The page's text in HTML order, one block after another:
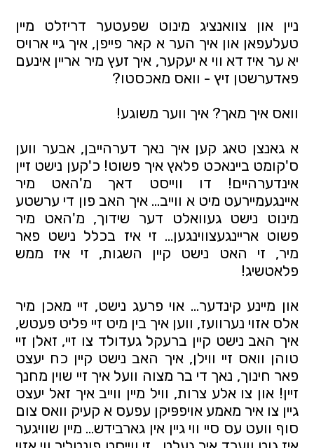
ניין און צוואנציג מינוט שפעטער דריזלט מיין
טעלעפאן און איך הער א קאר פייפן, איך גיי ארויס
יא ער איז דא ווי א יעקער, איך זעץ מיר אריין אינעם
פאדערשטן זיץ - וואס מאכסטו?
וואס איך מאך? איך ווער משוגע!
א גאנצן טאג קען איך נאך דערהייבן, אבער ווען
ס'קומט ביינאכט פלאץ איך פשוט! כ'קען נישט זיין
אינדערהיים! דו ווייסט דאך מ'האט מיר
איינגעמיירעט מיט א ווייב… איך האב פון די ערשטע
מינוט נישט געוואלט דער שידוך, מ'האט מיר
פשוט אריינגעצווינגען… זי איז בכלל נישט פאר
מיר, זי האט נישט קיין השגות, זי איז ממש
פלאטשיג!
און מיינע קינדער… אוי פרעג נישט, זיי מאכן מיר
אלס אזוי נערוועז, ווען איך בין מיט זיי פליט פעטש,
איך האב נישט קיין ברעקל געדולד צו זיי, זאלן זיי
טוהן וואס זיי ווילן, איך האב נישט קיין כח יעצט
פאר חינוך, נאך די בר מצוה וועל איך זיי שוין מחנך
זיין! און צו אלע צרות, וויל מיין ווייב איך זאל יעצט
גיין צו איר מאמע אויפפּיקן עפעס א קעיק וואס צום
סוף וועט עס סיי ווי גיין אין גארבידש… מיין שוויגער